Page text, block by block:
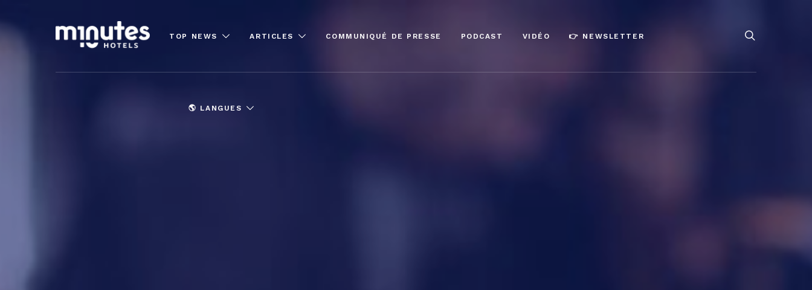
TOP NEWS ARTICLES COMMUNIQUÉ DE PRESSE PODCAST VIDÉO 👉 NEWSLETTER
🌎 LANGUES